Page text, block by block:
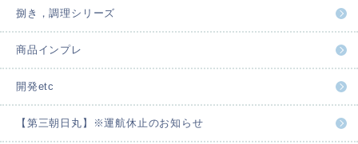
捌き，調理シリーズ
商品インプレ
開発etc
【第三朝日丸】※運航休止のお知らせ